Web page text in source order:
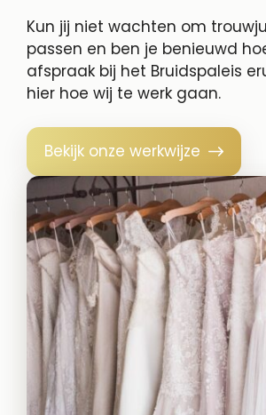
Kun jij niet wachten om
passen en ben je benieuwd
afspraak bij het Bruidspaleis
hier hoe wij te werk gaan.
Bekijk onze werkwijze